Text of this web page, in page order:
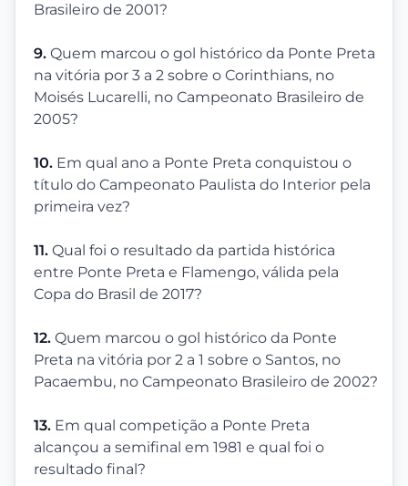
Brasileiro de 2001?
9. Quem marcou o gol histórico da Ponte Preta
na vitória por 3 a 2 sobre o Corinthians, no
Moisés Lucarelli, no Campeonato Brasileiro de
2005?
10. Em qual ano a Ponte Preta conquistou o
título do Campeonato Paulista do Interior pela
primeira vez?
11. Qual foi o resultado da partida histórica
entre Ponte Preta e Flamengo, válida pela
Copa do Brasil de 2017?
12. Quem marcou o gol histórico da Ponte
Preta na vitória por 2 a 1 sobre o Santos, no
Pacaembu, no Campeonato Brasileiro de 2002?
13. Em qual competição a Ponte Preta
alcançou a semifinal em 1981 e qual foi o
resultado final?